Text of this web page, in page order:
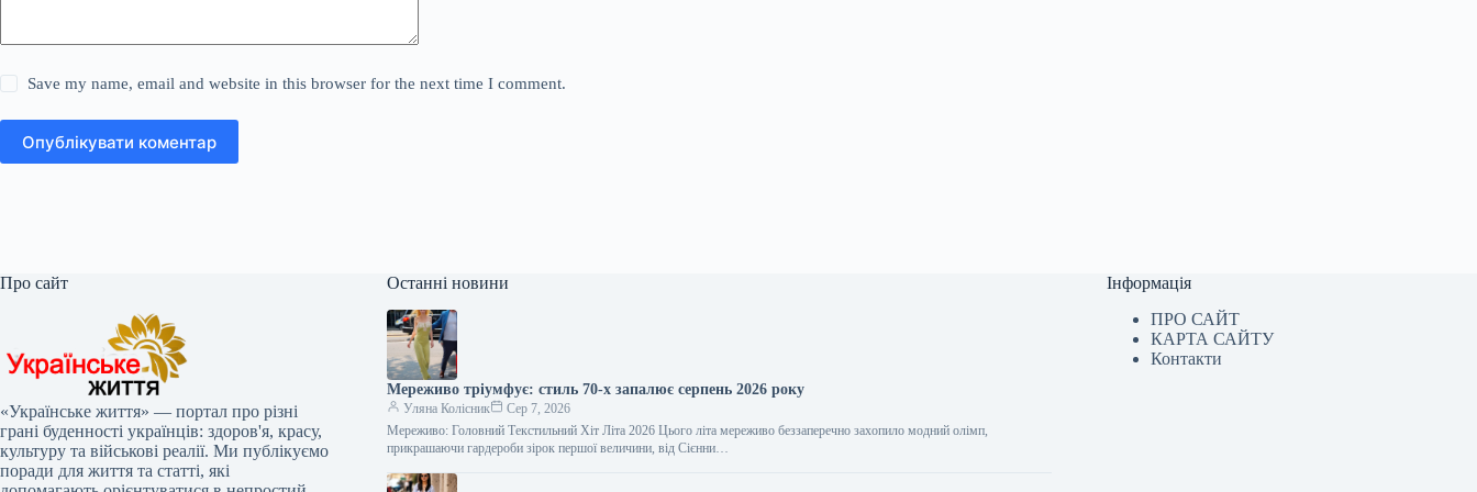
Save my name, email and website in this browser for the next time I comment.
Опублікувати коментар
Про сайт
«Українське життя» — портал про різні
грані буденності українців: здоров'я, красу,
культуру та військові реалії. Ми публікуємо
поради для життя та статті, які
Останні новини
Мереживо тріумфує: стиль 70-х запалює серпень 2026 року
Уляна Колісник
Сер 7, 2026
Мереживо: Головний Текстильний Хіт Літа 2026 Цього літа мереживо беззаперечно захопило модний олімп,
прикрашаючи гардероби зірок першої величини, від Сієнни…
Інформація
ПРО САЙТ
КАРТА САЙТУ
Контакти